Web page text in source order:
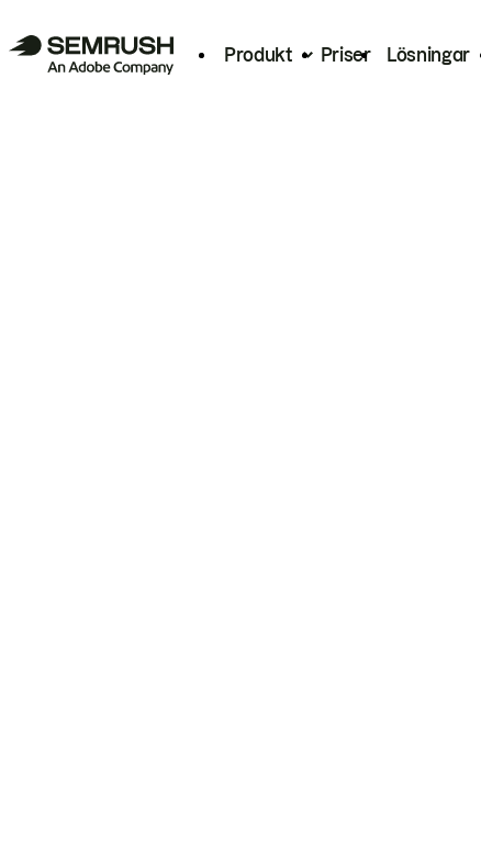
Produkt Priser Lösningar